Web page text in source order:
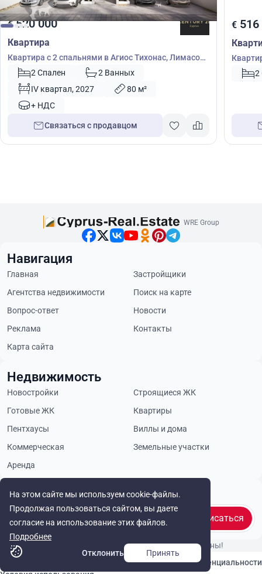
€520 000
Квартира
Квартира с 2 спальнями в Агиос Тихонас, Лимасол,
Кипр № 53636
2 Спален
2 Ванных
IV квартал, 2027
80 м²
+ НДС
Связаться с продавцом
€
2
На этом сайте мы используем cookie-файлы.
Продолжая пользоваться сайтом, вы даете
согласие на использование этих файлов.
Подробнее
Отклонить
Принять
WRE Group
Будьте в курсе
Подписаться
Навигация
Главная
Застройщики
Агентства недвижимости
Поиск на карте
Вопрос-ответ
Новости
Реклама
Контакты
Карта сайта
Недвижимость
Новостройки
Строящиеся ЖК
Готовые ЖК
Квартиры
Пентхаусы
Виллы и дома
Коммерческая
Земельные участки
Аренда
© Cyprus Realestate 2026. Все права защищены!
Политика конфиденциальности